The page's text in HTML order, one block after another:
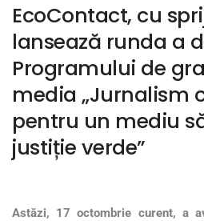
EcoContact, cu
lansează runda a
Programului de
media „Jurnalism
pentru un mediu
justiție verde”
Astăzi, 17 octombrie curent, a